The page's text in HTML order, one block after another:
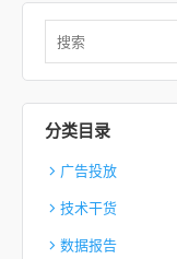
Search for:
分类目录
广告投放
技术干货
数据报告